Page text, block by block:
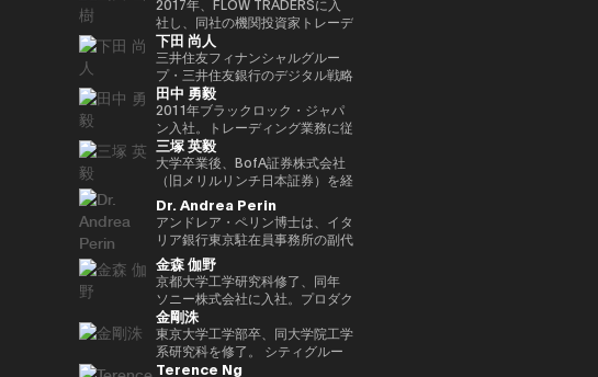
品を開発するプロジェクトや企業
を育成するインキュベーターへと
転換しました。そのインキュベー
ト企業のひとつが、2014年に設
立されたAnimoca Brandsです。
2017年には、従来の教育システ
ムではあまり重視されてこなかっ
た発散的思考やデザイン思考など
のスキルを育む放課後型デジタル
ラボ、Dalton Learning Labを設
立しました。また、テクノロジー
における社会的意義のある課題を
研究するOutblazeのリサーチ部
門、ThinkBlazeの創設者でもあ
ります。 2018年以降、Yat氏は
ゲーム業界におけるブロックチェ
ーンおよびNFT（非代替性トーク
ン）の活用を早期から提唱してき
ました。これにより、ゲーマーは
ゲーム内資産やデータ、ひいては
価値そのものを真に所有できるよ
うになると考えられています。分
して活躍してきた、極めて経験豊
富なエグゼクティブであり、数多
くの成功したイグジットを実現し
てきた。その実績を背景に、プエ
ルトリコを拠点とするファミリー
オフィス Transform Capital を
設立している。 また、ビットコ
インの初期投資家かつ思想的リー
ダー（thought leader）として
も知られ、Ethereum や Tether
を含む主要ブロックチェーンプロ
ジェクトの初期マーケティングお
よびアドバイザリーに関与した人
物である。こうした功績から、
CNBC により「クリプト界のゴ
ッドファーザー（the Godfather
of Crypto）」と称されている。
2013年には BitAngels を、2014
年には BitAngels Fund 1 を共同
設立。同ファンドは、イーサリア
ムのクラウドセールにおいて、1
トークン30セントという価格で
ントラクトとDAppの構築』（オ
ライリージャパン）など。共著に
『Web3の未解決問題』（日経
BP）、『Web3・暗号資産 13
人の未来予測』（朝日新聞出
版）。
れ以前はソニーにて、技術投資や
JV設立等の新規事業プロジェク
トのファイナンス、またリテール
エナジー事業のカテゴリー責任者
として、海外事業を運営。
ィングスにて執行役員チーフデジ
タルオフィサー兼IT統括部長、
Microsoftで業務執行役員 金融イ
ノベーション本部長を務めた後、
現職。 一般社団法人
FINOVATORS設立。2021年より
日本ブロックチェーン協会理事就
任。同志社大卒、東大EMP第17
期修了。
ロセスの改良プロジェクトに参画
し、日本証券クリアリング機構に
てOTCデリバティブ（クレジッ
ト・デフォルト・スワップおよび
金利スワップ）の清算プロジェク
トを主導するとともに、日本取引
所グループの清算決済分野の経営
企画を担当。2016年より
PwCJapanのCEO Office（経営
企画）にて、リーダーシップチー
ムの戦略的な議論をサポート。
2018年7月、世界的な暗号資産取
引所であるKrakenを運営する
Payward, Inc.（米国）に入社
し、金融庁登録に貢献。2020年3
月より同社日本代表就任。 2022
年7月Binance日本代表に就任。
オックスフォード大学経営学修士
（MBA）修了。
2017年、FLOW TRADERSに入
社し、同社の機関投資家トレーデ
ィング部門にて、シンガポールお
よび香港支社を拠点にアジアの機
関投資家とのブロック取引を担
当。ETFを中心に外国債券や暗号
資産を含む幅広いプロダクトにお
いて機関投資家に流動性を提供す
る。また日本国内の証券会社、運
用会社、取引所・交換所、電子取
引プラットフォームとのビジネス
開発を担当し、同社の日本関連の
ビジネス全般に携わる。 FLOW
TRADERSは東京証券取引所の
Best Market Makerとして毎年表
彰されるとともに、暗号資産等の
デジタルアセットや海外の暗号資
産ETFも積極的にマーケットメイ
クを行い、上場企業である同社は
伝統金融とデジタルアセット業界
の懸け橋としての強みを持つ。
下田 尚人
三井住友フィナンシャルグルー
プ・三井住友銀行のデジタル戦略
部 部長。デジタルアセットに関
するSMBCグループの取り組みを
取りまとめ。 2025年6月まで日
本銀行決済機構局参事役。決済機
構局では、新しい技術を使った決
済高度化プロジェクトの企画・推
進（Project Agora等）、AIの金
融システムへの影響に関する国際
的検討等に従事。また、BIS決済
市場インフラ委員会（CPMI）、
G7デジタル決済専門家グループ
（2023年共同議長）、金融安定
委員会（FSB）イノベーションネ
ットワーク、BIS・中央銀行
CBDCグループなど、国際的な政
策協議体にも幅広く従事。 日本
銀行では、他に長崎支店長、香港
田中 勇毅
2011年ブラックロック・ジャパ
ン入社。トレーディング業務に従
事後、2024年3月よりブラックロ
ック・グローバル・マーケッツ部
長としてトレーディング、セキュ
リティーズ・レンディング、キャ
ッシュ・マネジメントを統括。ま
たデジタル戦略の分野においても
日本にて従事。2025年1月よりグ
ローバル・プロダクト・ソリュー
ション部を兼務し、同部内でトラ
ンジション・マネジメントを統
括。
三塚 英毅
大学卒業後、BofA証券株式会社
（旧メリルリンチ日本証券）を経
て、BNPパリバ証券株式会社にて
複数の役職を経た後、グローバル
マーケッツ統括本部COOに就
任。Web3企業の Animoca
Brands 株式会社にて創業時より
COOとして参画した後、2024年
3月より現職。
Dr. Andrea Perin
アンドレア・ペリン博士は、イタ
リア銀行東京駐在員事務所の副代
表です。この職務において、日
本、韓国、台湾、オーストラリ
ア、ニュージーランドにおける経
済政策論議ならびにマクロ経済・
金融動向の分析を担当していま
す。また、現地の金融・監督当
局、機関投資家、ビジネスコミュ
金森 伽野
京都大学工学研究科修了、同年
ソニー株式会社に入社。プロダク
ト設計開発・商品企画・マーケテ
ィング業務に従事。その後、ネッ
ト証券でフィンテック新規事業立
ち上げ、カスタマーエクスペリエ
金剛洙
東京大学工学部卒、同大学院工学
系研究科を修了。 シティグルー
プ証券株式会社に入社し、日本国
Terence Ng